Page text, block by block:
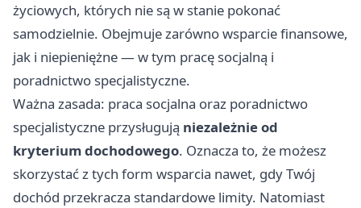
życiowych, których nie są w stanie pokonać
samodzielnie. Obejmuje zarówno wsparcie finansowe,
jak i niepieniężne — w tym pracę socjalną i
poradnictwo specjalistyczne.
Ważna zasada: praca socjalna oraz poradnictwo
specjalistyczne przysługują niezależnie od
kryterium dochodowego. Oznacza to, że możesz
skorzystać z tych form wsparcia nawet, gdy Twój
dochód przekracza standardowe limity. Natomiast